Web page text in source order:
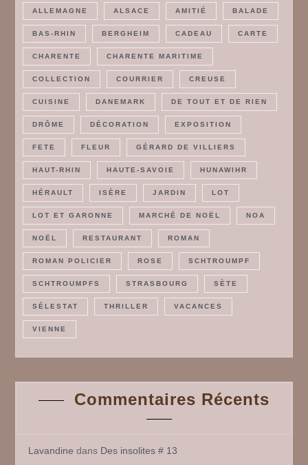
ALLEMAGNE ALSACE AMITIÉ BALADE
BAS-RHIN BERGHEIM CADEAU CARTE
CHARENTE CHARENTE MARITIME
COLLECTION COURRIER CREUSE
CUISINE DANEMARK DE TOUT ET DE RIEN
DRÔME DÉCORATION EXPOSITION
FETE FLEUR GÉRARD DE VILLIERS
HAUT-RHIN HAUTE-SAVOIE HUNAWIHR
HÉRAULT ISÈRE JARDIN LOT
LOT ET GARONNE MARCHÉ DE NOËL NOA
NOËL RESTAURANT ROMAN
ROMAN POLICIER ROSE SCHTROUMPF
SCHTROUMPFS STRASBOURG SÈTE
SÉLESTAT THRILLER VACANCES
VIENNE
Commentaires Récents
Lavandine dans Des insolites # 13